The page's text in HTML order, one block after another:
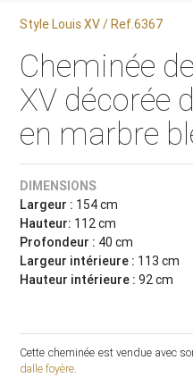
Style Louis XV / Ref.6367
Cheminée
XV décorée
en marbre
DIMENSIONS
Largeur : 154 cm
Hauteur: 112 cm
Profondeur : 40 cm
Largeur intérieure : 113 cm
Hauteur intérieure :92 cm
Cette cheminée est vendue avec
dalle foyère.